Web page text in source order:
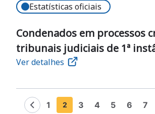
Estatísticas oficiais
Condenados em processos
tribunais judiciais de 1ª
Ver detalhes
Pagination
Previous page
Página
1 Página
2 Página
3 Página
4 Página
5 Página
6 7